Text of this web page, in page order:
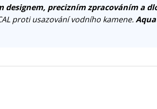
designem, precizním zpracováním a
proti usazování vodního kamene.